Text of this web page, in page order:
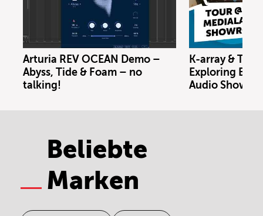
Arturia REV OCEAN Demo –
Abyss, Tide & Foam – no
talking!
K-array &
Exploring
Audio
Beliebte
Marken